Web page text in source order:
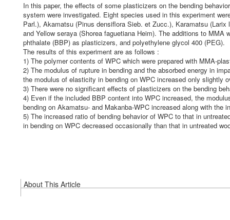
In this paper, the effects of some plasticizers on the bending
system were investigated. Eight species used in this experiment
Parl.), Akamatsu (Pinus densiflora Sieb. et Zucc.), Karamatsu
and Yellow seraya (Shorea faguetiana Heim). The additions to
phthalate (BBP) as plasticizers, and polyethylene glycol 400 (PEG).
The results of this experiment are as follows :
1) The polymer contents of WPC which were prepared with MMA-
2) The modulus of rupture in bending and the absorbed energy in
the modulus of elasticity in bending on WPC increased only slightly
3) There were no significant effects of plasticizers on the bending
4) Even if the included BBP content into WPC increased, the
bending on Akamatsu- and Makanba-WPC increased along with the
5) The increased ratio of bending behavior of WPC to that in
in bending on WPC decreased occasionally than that in untreated
About This Article